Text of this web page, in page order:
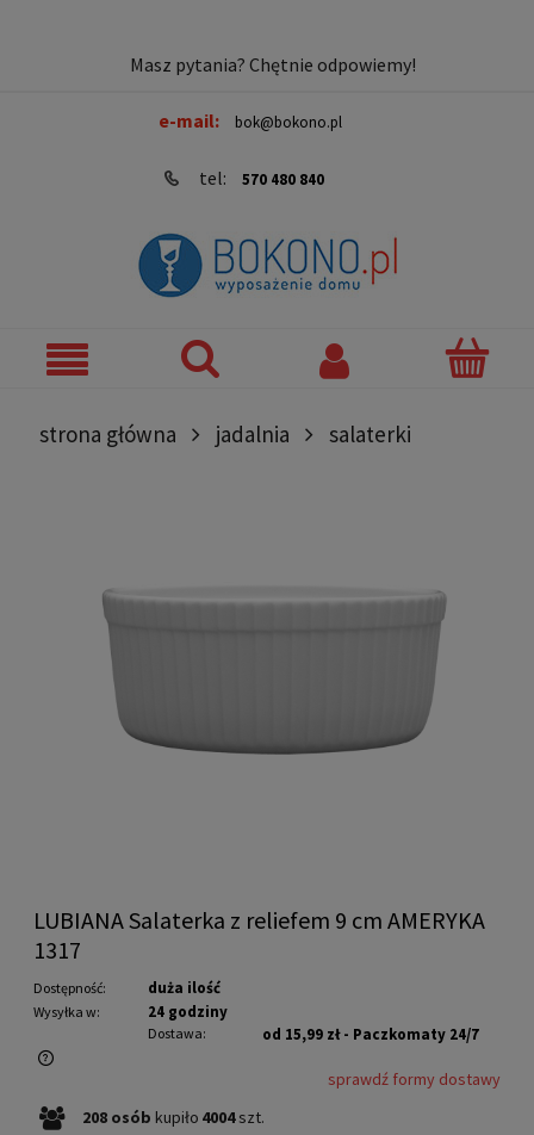
Masz pytania? Chętnie odpowiemy!
e-mail: bok@bokono.pl
tel: 570 480 840
strona główna jadalnia salaterki
LUBIANA Salaterka z reliefem 9 cm AMERYKA
1317
Dostępność: duża ilość
Wysyłka w: 24 godziny
Dostawa: od 15,99 zł - Paczkomaty 24/7
Cena nie zawiera ewentualnych kosztów płatności
sprawdź formy dostawy
208 osób kupiło 4004 szt.